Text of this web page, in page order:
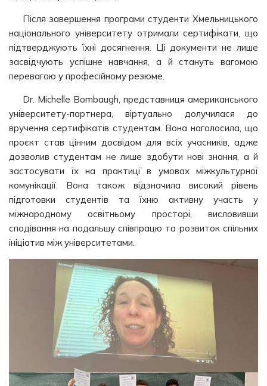
Після завершення програми студенти Хмельницького
національного університету отримали сертифікати, що
підтверджують їхні досягнення. Ці документи не лише
засвідчують успішне навчання, а й стануть вагомою
перевагою у професійному резюме.
Dr. Michelle Bombaugh, представниця американського
університету-партнера, віртуально долучилася до
вручення сертифікатів студентам. Вона наголосила, що
проєкт став цінним досвідом для всіх учасників, адже
дозволив студентам не лише здобути нові знання, а й
застосувати їх на практиці в умовах міжкультурної
комунікації. Вона також відзначила високий рівень
підготовки студентів та їхню активну участь у
міжнародному освітньому просторі, висловивши
сподівання на подальшу співпрацю та розвиток спільних
ініціатив між університетами.